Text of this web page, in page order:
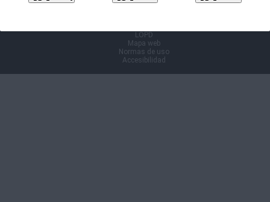
LOPD
Mapa web
Normas de uso
Accesibilidad